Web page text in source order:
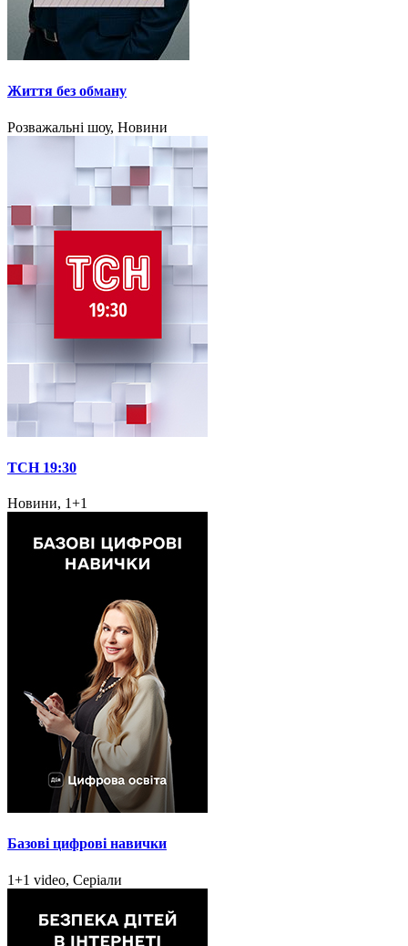
Життя без обману
Розважальні шоу, Новини
ТСН 19:30
Новини, 1+1
Базові цифрові навички
1+1 video, Серіали